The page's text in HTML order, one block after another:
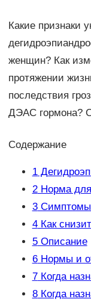
Какие признаки
женщин? Как
протяжении
последствия
ДЭАС гормона?
Содержание
1
2Норма
3Симптомы
4Как
5Описание
6Нормы и
7Когда
8Когда